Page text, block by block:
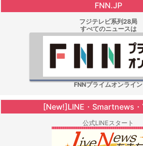
FNN.JP
フジテレビ系列28局
すべてのニュースは
FNNプライムオンライン
[New!]LINE・Smartnews
公式LINEスタート